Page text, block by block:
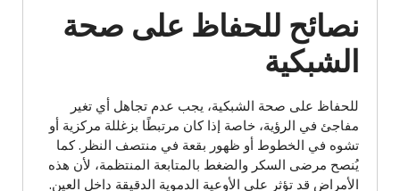
نصائح للحفاظ على صحة
الشبكية
للحفاظ على صحة الشبكية، يجب عدم تجاهل أي تغير
مفاجئ في الرؤية، خاصة إذا كان مرتبطًا بزغللة مركزية أو
تشوه في الخطوط أو ظهور بقعة في منتصف النظر. كما
يُنصح مرضى السكر والضغط بالمتابعة المنتظمة، لأن هذه
الأمراض قد تؤثر على الأوعية الدموية الدقيقة داخل العين.